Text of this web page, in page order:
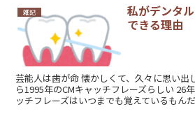
雑記
私がデンタ
できる理由
芸能人は歯が命 懐かしくて、久々に思い出
ら1995年のCMキャッチフレーズらしい 26
ッチフレーズはいつまでも覚えているもん